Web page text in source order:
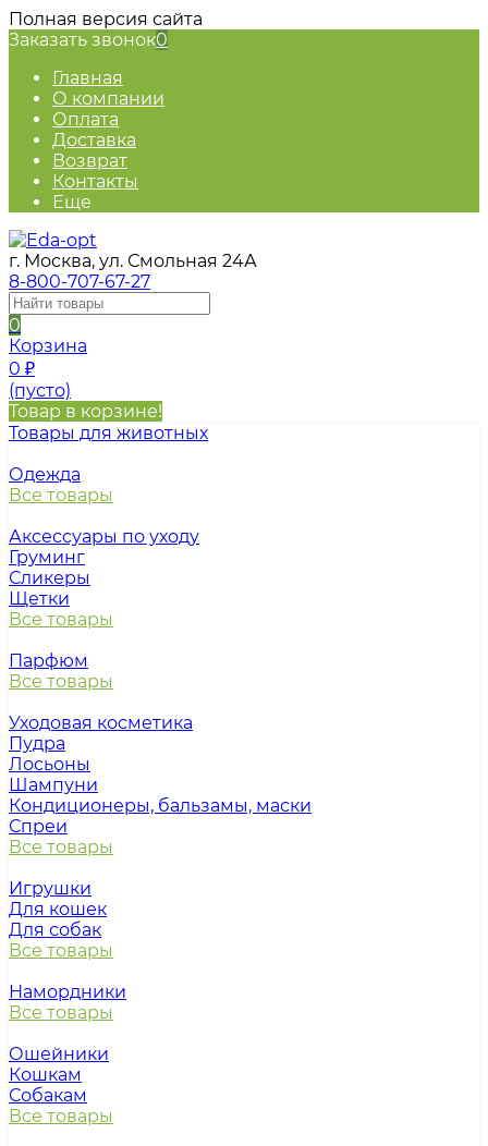
Полная версия сайта
Заказать звонок0
Главная
О компании
Оплата
Доставка
Возврат
Контакты
Еще
г. Москва, ул. Смольная 24А
8-800-707-67-27
0
Корзина
0 ₽
(пусто)
Товар в корзине!
Товары для животных
Одежда
Все товары
Аксессуары по уходу
Груминг
Сликеры
Щетки
Все товары
Парфюм
Все товары
Уходовая косметика
Пудра
Лосьоны
Шампуни
Кондиционеры, бальзамы, маски
Спреи
Все товары
Игрушки
Для кошек
Для собак
Все товары
Намордники
Все товары
Ошейники
Кошкам
Собакам
Все товары